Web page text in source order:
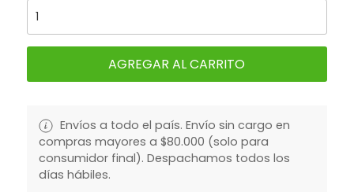
AGREGAR AL CARRITO
Envíos a todo el país. Envío sin cargo en
compras mayores a $80.000 (solo para
consumidor final). Despachamos todos los
días hábiles.